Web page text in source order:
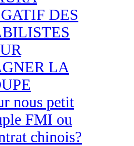
DES
LA
nous petit
FMI ou
chinois?